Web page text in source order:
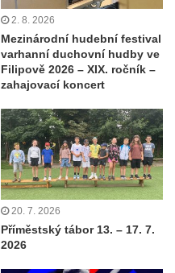
2. 8. 2026
Mezinárodní hudební festival
varhanní duchovní hudby ve
Filipově 2026 – XIX. ročník –
zahajovací koncert
20. 7. 2026
Příměstský tábor 13. – 17. 7.
2026